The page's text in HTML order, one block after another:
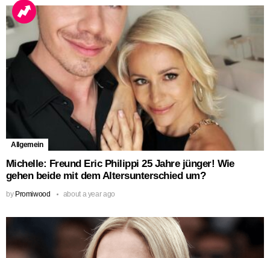
Allgemein
Michelle: Freund Eric Philippi 25 Jahre jünger! Wie
gehen beide mit dem Altersunterschied um?
by Promiwood about a year ago